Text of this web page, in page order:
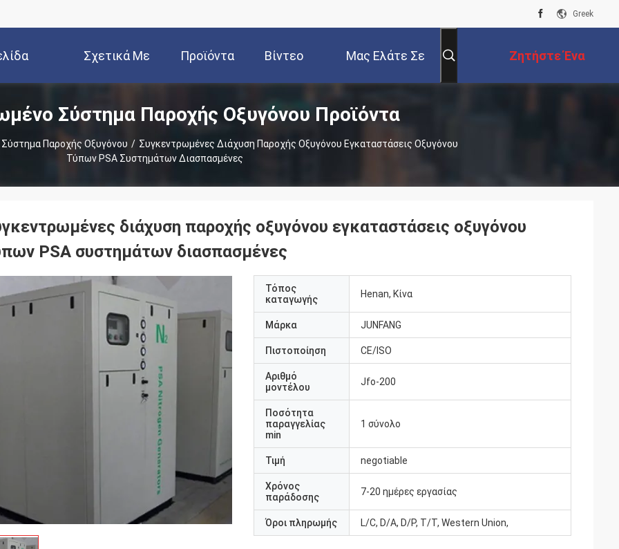
Greek
Σχετικά Με
Εμάς
Προϊόντα Βίντεο Μας Ελάτε Σε
Επαφή Με
Ζητήστε Ένα
Απόσπασμα
Σύστημα Παροχής Οξυγόνου Προϊόντα
Παροχής Οξυγόνου / Συγκεντρωμένες Διάχυση Παροχής Οξυγόνου Εγκαταστάσεις Οξυγόνου
Τύπων PSA Συστημάτων Διασπασμένες
διάχυση παροχής οξυγόνου εγκαταστάσεις οξυγόνου
PSA συστημάτων διασπασμένες
Τόπος
καταγωγής
Henan, Κίνα
Μάρκα JUNFANG
Πιστοποίηση CE/ISO
Αριθμό
μοντέλου
Jfo-200
Ποσότητα
παραγγελίας
min
1 σύνολο
Τιμή negotiable
Χρόνος
παράδοσης
7-20 ημέρες εργασίας
Όροι πληρωμής L/C, D/A, D/P, T/T, Western Union,